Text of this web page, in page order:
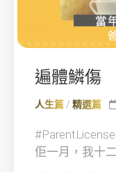
遍體鱗傷
人生篇/ 精選篇
佢一月，我十